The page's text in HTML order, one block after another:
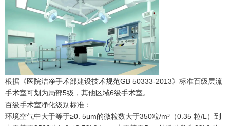
根据《医院洁净手术部建设技术规范GB 50333-2013》标准百级层流
手术室可划为局部5级，其他区域6级手术室。
百级手术室净化级别标准：
环境空气中大于等于≥0. 5μm的微粒数大于350粒/m³（0.35 粒/L）到